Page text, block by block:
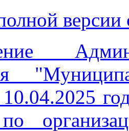
версии
10.04.2025